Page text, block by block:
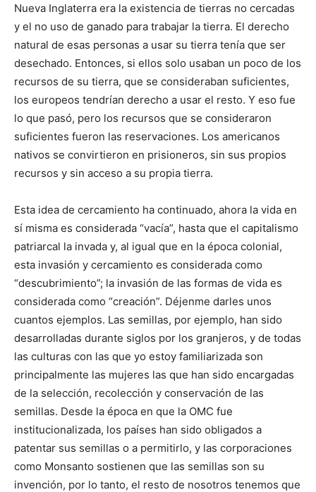
Nueva Inglaterra era la existencia de tierras no cercadas
y el no uso de ganado para trabajar la tierra. El derecho
natural de esas personas a usar su tierra tenía que ser
desechado. Entonces, si ellos solo usaban un poco de los
recursos de su tierra, que se consideraban suficientes,
los europeos tendrían derecho a usar el resto. Y eso fue
lo que pasó, pero los recursos que se consideraron
suficientes fueron las reservaciones. Los americanos
nativos se convirtieron en prisioneros, sin sus propios
recursos y sin acceso a su propia tierra.
Esta idea de cercamiento ha continuado, ahora la vida en
sí misma es considerada “vacía”, hasta que el capitalismo
patriarcal la invada y, al igual que en la época colonial,
esta invasión y cercamiento es considerada como
“descubrimiento”; la invasión de las formas de vida es
considerada como “creación”. Déjenme darles unos
cuantos ejemplos. Las semillas, por ejemplo, han sido
desarrolladas durante siglos por los granjeros, y de todas
las culturas con las que yo estoy familiarizada son
principalmente las mujeres las que han sido encargadas
de la selección, recolección y conservación de las
semillas. Desde la época en que la OMC fue
institucionalizada, los países han sido obligados a
patentar sus semillas o a permitirlo, y las corporaciones
como Monsanto sostienen que las semillas son su
invención, por lo tanto, el resto de nosotros tenemos que